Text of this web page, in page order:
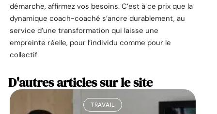
démarche, affirmez vos besoins. C’est à ce prix que la
dynamique coach-coaché s’ancre durablement, au
service d’une transformation qui laisse une
empreinte réelle, pour l’individu comme pour le
collectif.
D'autres articles sur le site
TRAVAIL